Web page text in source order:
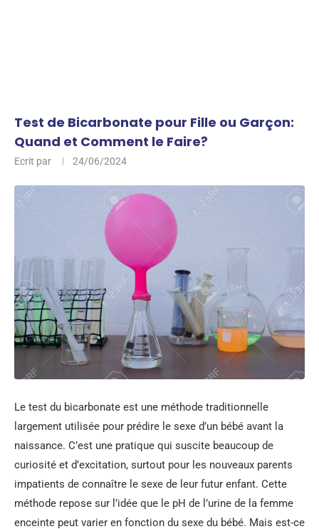
Test de Bicarbonate pour Fille ou Garçon:
Quand et Comment le Faire?
Ecrit par 24/06/2024
Le test du bicarbonate est une méthode traditionnelle
largement utilisée pour prédire le sexe d’un bébé avant la
naissance. C’est une pratique qui suscite beaucoup de
curiosité et d’excitation, surtout pour les nouveaux parents
impatients de connaître le sexe de leur futur enfant. Cette
méthode repose sur l’idée que le pH de l’urine de la femme
enceinte peut varier en fonction du sexe du bébé. Mais est-ce